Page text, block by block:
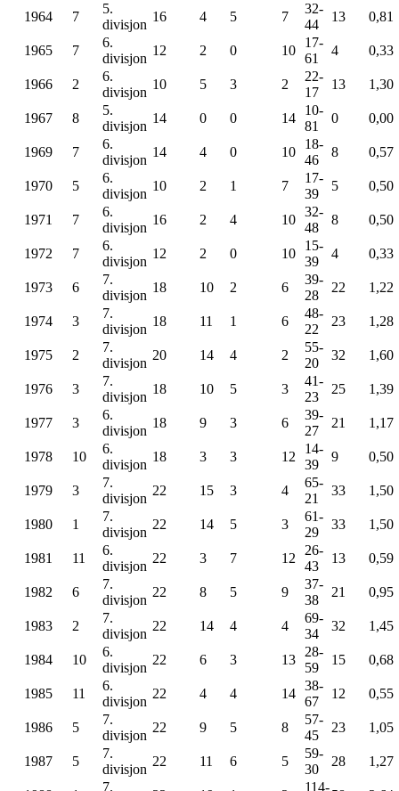
1964 7
5.
divisjon
16 4 5 7
32-
44
13 0,81
1965 7
6.
divisjon
12 2 0 10
17-
61
4 0,33
1966 2
6.
divisjon
10 5 3 2
22-
17
13 1,30
1967 8
5.
divisjon
14 0 0 14
10-
81
0 0,00
1969 7
6.
divisjon
14 4 0 10
18-
46
8 0,57
1970 5
6.
divisjon
10 2 1 7
17-
39
5 0,50
1971 7
6.
divisjon
16 2 4 10
32-
48
8 0,50
1972 7
6.
divisjon
12 2 0 10
15-
39
4 0,33
1973 6
7.
divisjon
18 10 2 6
39-
28
22 1,22
1974 3
7.
divisjon
18 11 1 6
48-
22
23 1,28
1975 2
7.
divisjon
20 14 4 2
55-
20
32 1,60
1976 3
7.
divisjon
18 10 5 3
41-
23
25 1,39
1977 3
6.
divisjon
18 9 3 6
39-
27
21 1,17
1978 10
6.
divisjon
18 3 3 12
14-
39
9 0,50
1979 3
7.
divisjon
22 15 3 4
65-
21
33 1,50
1980 1
7.
divisjon
22 14 5 3
61-
29
33 1,50
1981 11
6.
divisjon
22 3 7 12
26-
43
13 0,59
1982 6
7.
divisjon
22 8 5 9
37-
38
21 0,95
1983 2
7.
divisjon
22 14 4 4
69-
34
32 1,45
1984 10
6.
divisjon
22 6 3 13
28-
59
15 0,68
1985 11
6.
divisjon
22 4 4 14
38-
67
12 0,55
1986 5
7.
divisjon
22 9 5 8
57-
45
23 1,05
1987 5
7.
divisjon
22 11 6 5
59-
30
28 1,27
7. 114-